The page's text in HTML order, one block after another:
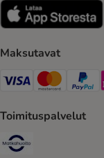
Maksutavat
VISA Payment Method
MastercardPaypal
Toimituspalvelut